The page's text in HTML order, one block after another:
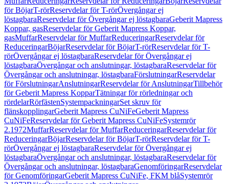
för BöjarT-rörReservdelar för T-rörÖvergångar ej
löstagbaraReservdelar för Övergångar ej löstagbaraGeberit Mapress
Koppar, gasReservdelar för Geberit Mapress Koppar,
gasMuffarReservdelar för MuffarReduceringarReservdelar för
ReduceringarBöjarReservdelar för BöjarT-rörReservdelar för T-
rörÖvergångar ej löstagbaraReservdelar för Övergångar ej
löstagbaraÖvergångar och anslutningar, löstagbaraReservdelar för
Övergångar och anslutningar, löstagbaraFörslutningarReservdelar
för FörslutningarAnslutningarReservdelar för AnslutningarTillbehör
för Geberit Mapress KopparTätningar för rörledningar och
rördelarRörfästenSystempackningarSet skruv för
flänskopplingarGeberit Mapress CuNiFeGeberit Mapress
CuNiFeReservdelar för Geberit Mapress CuNiFeSystemrör
2.1972MuffarReservdelar för MuffarReduceringarReservdelar för
ReduceringarBöjarReservdelar för BöjarT-rörReservdelar för T-
rörÖvergångar ej löstagbaraReservdelar för Övergångar ej
löstagbaraÖvergångar och anslutningar, löstagbaraReservdelar för
Övergångar och anslutningar, löstagbaraGenomföringarReservdelar
för GenomföringarGeberit Mapress CuNiFe, FKM blåSystemrör